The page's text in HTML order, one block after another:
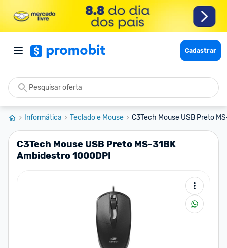
Cadastrar
Informática Teclado e Mouse C3Tech Mouse USB Preto
C3Tech Mouse USB Preto MS-31BK
Ambidestro 1000DPI